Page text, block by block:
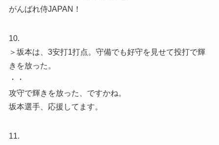
がんばれ侍JAPAN！
10.
＞坂本は、3安打1打点。守備でも好守を見せて投打で輝
きを放った。
・・
攻守で輝きを放った、ですかね。
坂本選手、応援してます。
11.